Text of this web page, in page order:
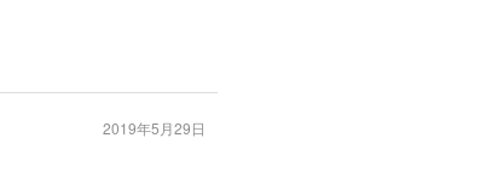
2019年5月29日